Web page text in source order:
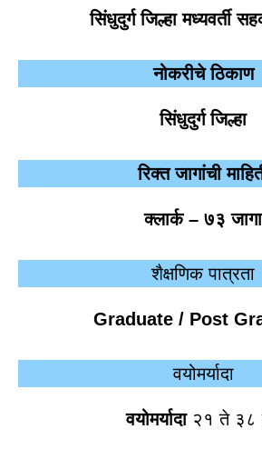
सिंधुदुर्ग जिल्हा मध्यवर्ती
नोकरीचे ठिकाण
सिंधुदुर्ग जिल्हा
रिक्त जागांची
क्लार्क – ७३ जागा
शैक्षणिक पात्रता
Graduate / Post
वयोमर्यादा
वयोमर्यादा २१ ते ३८